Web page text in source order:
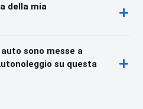
della mia
sono messe a
su questa